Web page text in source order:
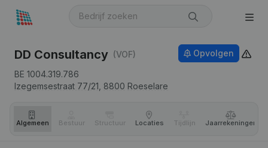
DD Consultancy (VOF)
BE 1004.319.786
Izegemsestraat 77/21, 8800 Roeselare
Opvolgen
Algemeen Bestuur Structuur Locaties Tijdlijn Jaar­rekeningen